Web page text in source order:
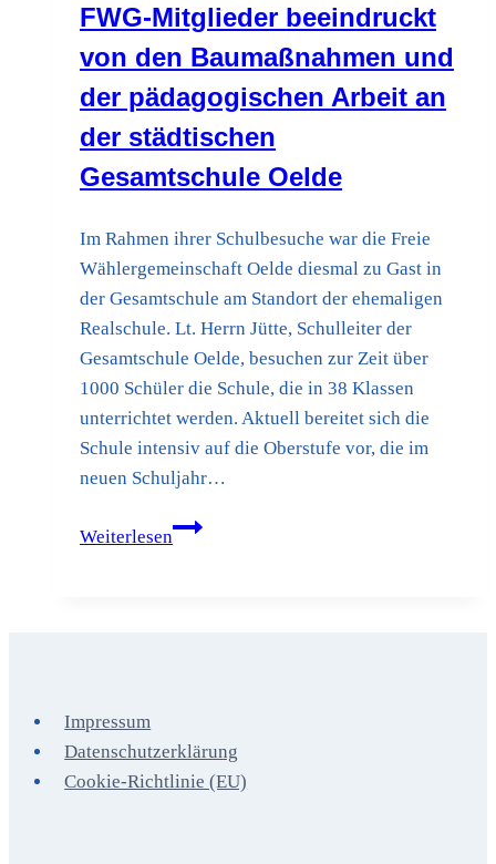
FWG-Mitglieder beeindruckt
von den Baumaßnahmen und
der pädagogischen Arbeit an
der städtischen
Gesamtschule Oelde
Im Rahmen ihrer Schulbesuche war die Freie
Wählergemeinschaft Oelde diesmal zu Gast in
der Gesamtschule am Standort der ehemaligen
Realschule. Lt. Herrn Jütte, Schulleiter der
Gesamtschule Oelde, besuchen zur Zeit über
1000 Schüler die Schule, die in 38 Klassen
unterrichtet werden. Aktuell bereitet sich die
Schule intensiv auf die Oberstufe vor, die im
neuen Schuljahr…
Weiterlesen
FWG-
pädagogischen
Arbeit
Impressum
Datenschutzerklärung
Cookie-Richtlinie (EU)